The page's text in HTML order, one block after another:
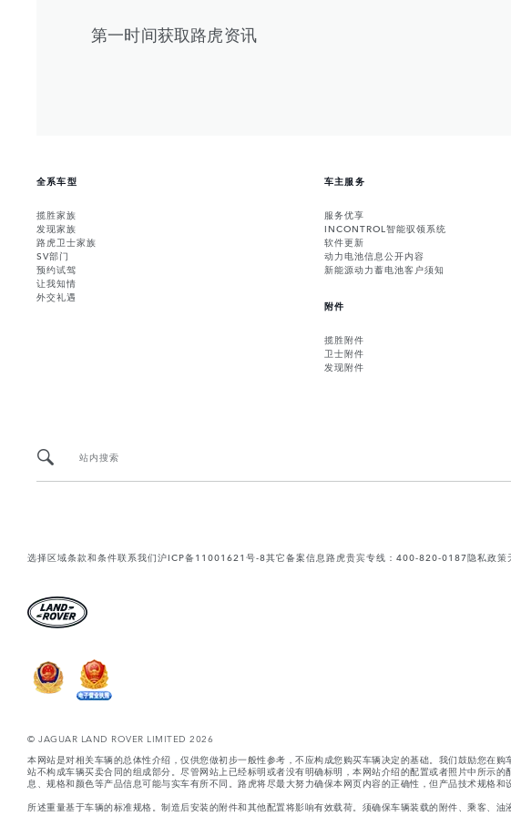
第一时间获取路虎资讯
全系车型
揽胜家族
发现家族
路虎卫士家族
SV部门
预约试驾
让我知情
外交礼遇
车主服务
服务优享
INCONTROL智能驭领系统
软件更新
动力电池信息公开内容
新能源动力蓄电池客户须知
附件
揽胜附件
卫士附件
发现附件
站内搜索
选择区域条款和条件联系我们沪ICP备11001621号-8其它备案信息路虎贵宾专线：400-820-0187隐私政策
© JAGUAR LAND ROVER LIMITED 2026
本网站是对相关车辆的总体性介绍，仅供您做初步一般性参考，不应构成您购买车辆决定的基础。我们鼓励您在
站不构成车辆买卖合同的组成部分。尽管网站上已经标明或者没有明确标明，本网站介绍的配置或者照片中所示
息、规格和颜色等产品信息可能与实车有所不同。路虎将尽最大努力确保本网页内容的正确性，但产品技术规格
所述重量基于车辆的标准规格。制造后安装的附件和其他配置将影响有效载荷。须确保车辆装载的附件、乘客、油